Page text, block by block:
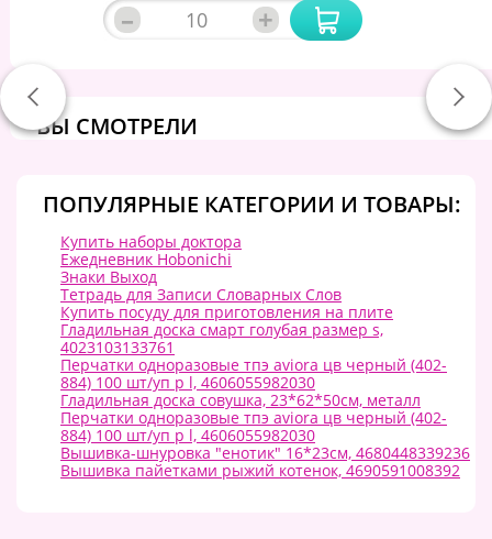
– +
ВЫ СМОТРЕЛИ
ПОПУЛЯРНЫЕ КАТЕГОРИИ И ТОВАРЫ:
Купить наборы доктора
Ежедневник Hobonichi
Знаки Выход
Тетрадь для Записи Словарных Слов
Купить посуду для приготовления на плите
Гладильная доска смарт голубая размер s,
4023103133761
Перчатки одноразовые тпэ aviora цв черный (402-
884) 100 шт/уп р l, 4606055982030
Гладильная доска совушка, 23*62*50см, металл
Перчатки одноразовые тпэ aviora цв черный (402-
884) 100 шт/уп р l, 4606055982030
Вышивка-шнуровка "енотик" 16*23см, 4680448339236
Вышивка пайетками рыжий котенок, 4690591008392